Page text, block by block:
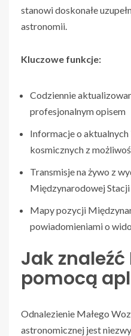
stanowi doskonałe
astronomii.
Kluczowe funkcje:
Codziennie
profesjonalnym opisem
Informacje o aktualnych
kosmicznych z
Transmisje na żywo z
Międzynarodowej
Mapy pozycji
powiadomieniami o
Jak znaleźć
pomocą
Odnalezienie Małego
astronomicznej jest